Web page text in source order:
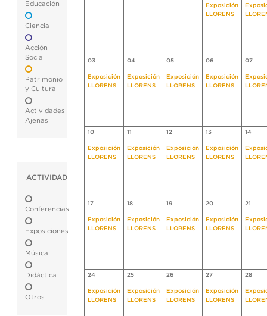
Educación
Ciencia
Acción
Social
Patrimonio
y Cultura
Actividades
Ajenas
ACTIVIDAD
Conferencias
Exposiciones
Música
Didáctica
Otros
Exposición
LLORENS
03
Exposición
LLORENS
04
Exposición
LLORENS
05
Exposición
LLORENS
06
Exposición
LLORENS
07
10
Exposición
LLORENS
11
Exposición
LLORENS
12
Exposición
LLORENS
13
Exposición
LLORENS
14
17
Exposición
LLORENS
18
Exposición
LLORENS
19
Exposición
LLORENS
20
Exposición
LLORENS
21
24
Exposición
LLORENS
25
Exposición
LLORENS
26
Exposición
LLORENS
27
Exposición
LLORENS
28